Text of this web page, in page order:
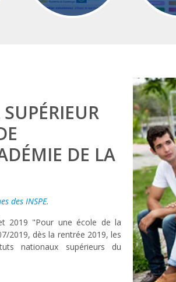
DE LA
des INSPE.
2019 "Pour une école de la
2019, dès la rentrée 2019, les
nationaux supérieurs du